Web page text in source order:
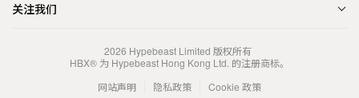
关注我们
2026 Hypebeast Limited 版权所有
HBX® 为 Hypebeast Hong Kong Ltd. 的注册商标。
网站声明
隐私政策
Cookie 政策